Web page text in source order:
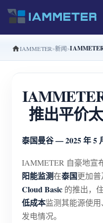
产品
单相 Wi-Fi 电能
分相 Wi-Fi 电能
三相 Wi-Fi 电能
WiFi 功率控制器
IAMMETER
私有化部署服务
IAMMETER 新闻
推出平价
泰国曼谷 — 2025 年 5
IAMMETER 自豪地宣
阳能监测在泰国更加
Cloud Basic 的推出，
低成本监测其能源使
发电情况。